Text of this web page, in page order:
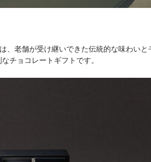
、老舗が受け継いできた伝統的な味わい
チョコレートギフトです。